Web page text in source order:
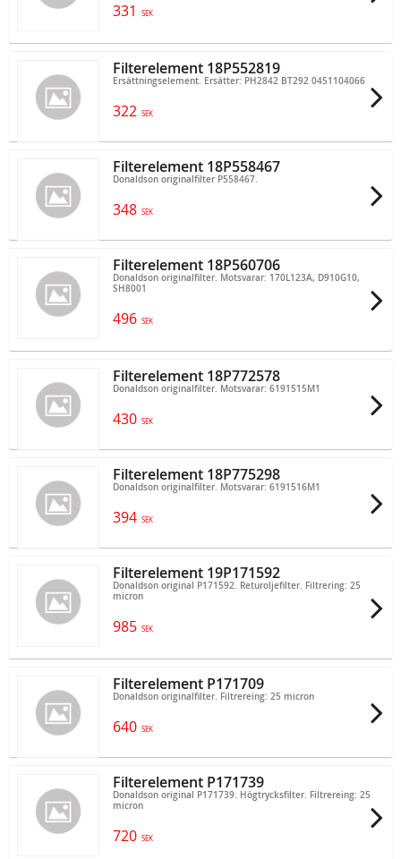
331 SEK
Filterelement 18P552819
Ersättningselement. Ersätter: PH2842 BT292 0451104066
322 SEK
Filterelement 18P558467
Donaldson originalfilter P558467.
348 SEK
Filterelement 18P560706
Donaldson originalfilter. Motsvarar: 170L123A, D910G10,
SH8001
496 SEK
Filterelement 18P772578
Donaldson originalfilter. Motsvarar: 6191515M1
430 SEK
Filterelement 18P775298
Donaldson originalfilter. Motsvarar: 6191516M1
394 SEK
Filterelement 19P171592
Donaldson original P171592. Returoljefilter. Filtrering: 25
micron
985 SEK
Filterelement P171709
Donaldson originalfilter. Filtrereing: 25 micron
640 SEK
Filterelement P171739
Donaldson original P171739. Högtrycksfilter. Filtrereing: 25
micron
720 SEK